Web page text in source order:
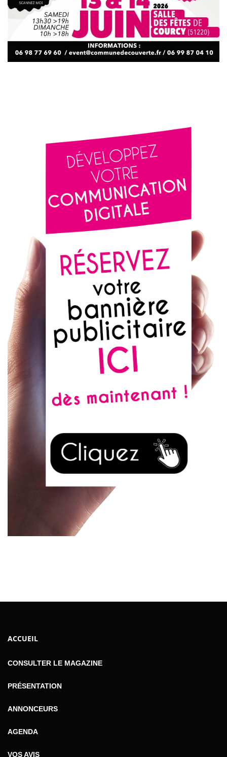
ACCUEIL
CONSULTER LE MAGAZINE
PRÉSENTATION
ANNONCEURS
AGENDA
VOS AVIS